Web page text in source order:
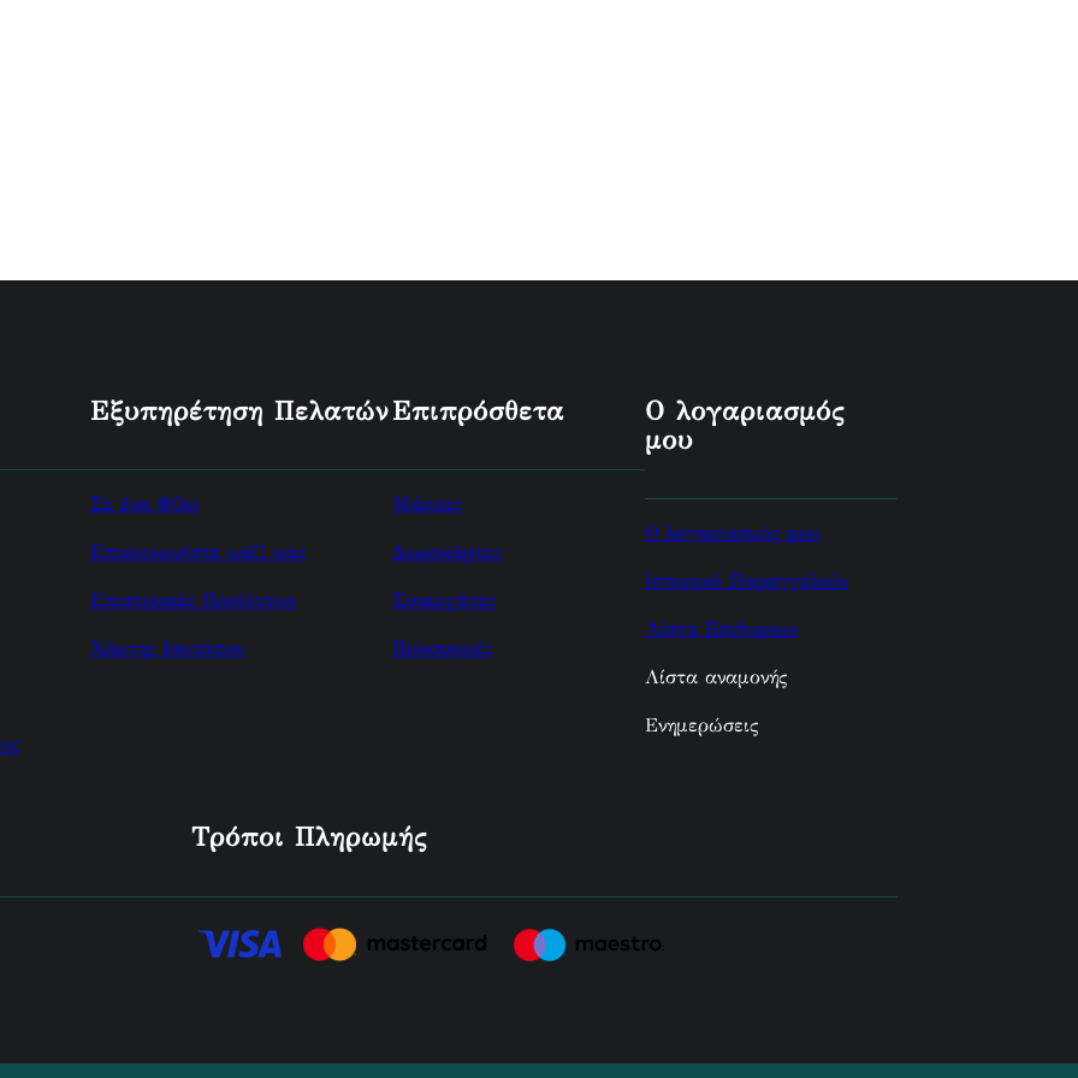
Εξυπηρέτηση Πελατών
Σε ένα Φίλο
Επικοινωνήστε μαζί μας
Επιστροφές Προϊόντων
Χάρτης Ισοτόπου
Επιπρόσθετα
Μάρκες
Δωροκάρτες
Συνεργάτες
Προσφορές
Ο λογαριασμός
μου
Ο λογαριασμός μου
Ιστορικό Παραγγελιών
Λίστα Επιθυμιών
Λίστα αναμονής
Ενημερώσεις
Τρόποι Πληρωμής